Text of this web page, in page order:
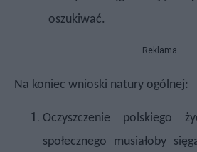
oszukiwać.
Reklama
Na koniec wnioski natury ogólnej:
Oczyszczenie polskiego
społecznego musiałoby